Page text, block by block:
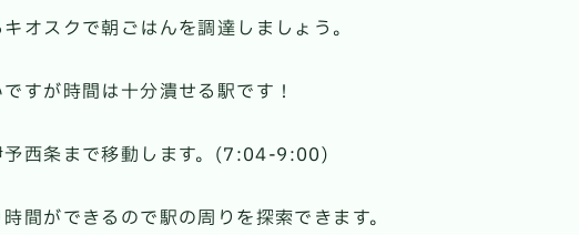
オスクで朝ごはんを調達しましょう。
すが時間は十分潰せる駅です！
予西条まで移動します。(7:04-9:00)
間ができるので駅の周りを探索できます。